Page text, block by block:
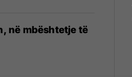
në mbështetje të